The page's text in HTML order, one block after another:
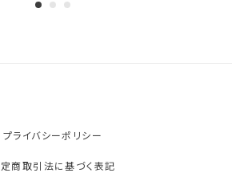
プライバシーポリシー
商取引法に基づく表記